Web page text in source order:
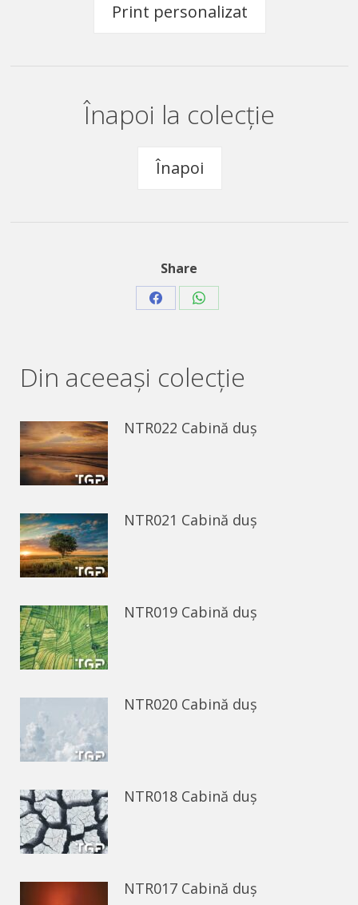
Print personalizat
Înapoi la colecție
Înapoi
Share
Share Share
Din aceeaşi colecție
NTR022 Cabină duș
NTR021 Cabină duș
NTR019 Cabină duș
NTR020 Cabină duș
NTR018 Cabină duș
NTR017 Cabină duș